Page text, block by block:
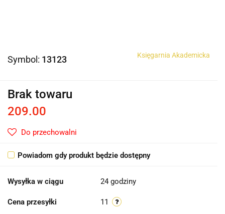
Symbol: 13123 Księgarnia Akademicka
Brak towaru
209.00
Do przechowalni
Powiadom gdy produkt będzie dostępny
Wysyłka w ciągu 24 godziny
Cena przesyłki 11